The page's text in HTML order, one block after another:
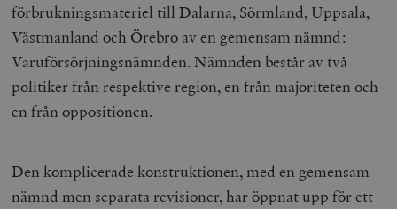
förbrukningsmateriel till Dalarna, Sörmland, Uppsala,
Västmanland och Örebro av en gemensam nämnd:
Varuförsörjningsnämnden. Nämnden består av två
politiker från respektive region, en från majoriteten och
en från oppositionen.
Den komplicerade konstruktionen, med en gemensam
nämnd men separata revisioner, har öppnat upp för ett